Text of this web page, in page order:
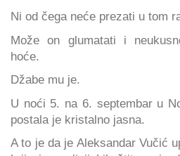
Ni od čega neće prezati u tom
Može on glumatati i
hoće.
Džabe mu je.
U noći 5. na 6. septembar u
postala je kristalno jasna.
A to je da je Aleksandar Vučić